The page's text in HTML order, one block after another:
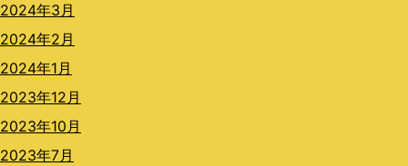
2024年3月
2024年2月
2024年1月
2023年12月
2023年10月
2023年7月